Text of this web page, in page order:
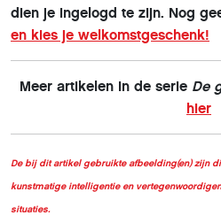
dien je ingelogd te zijn. Nog
en kies je welkomstgeschenk!
Meer artikelen in de serie De
hier
De bij dit artikel gebruikte afbeelding(en) zijn
kunstmatige intelligentie en
situaties.